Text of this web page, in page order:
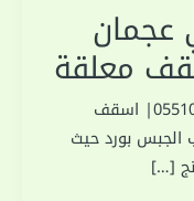
عجمان
تركيب فورسيلنج في عجمان |0551030094| اسقف
بورد حيث
[…]